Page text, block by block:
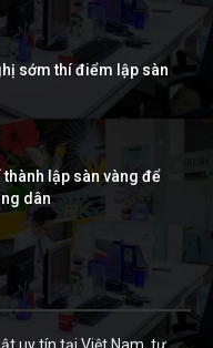
sớm thí điểm lập sàn
thành lập sàn vàng để
dân